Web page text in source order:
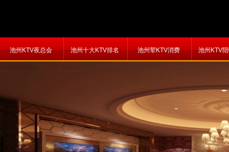
池州KTV夜总会 池州十大KTV排名 池州荤KTV消费 池州KTV